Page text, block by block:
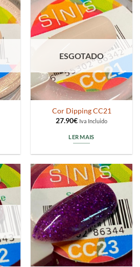
ESGOTADO
Cor Dipping CC21
27.90€ Iva Incluido
LER MAIS